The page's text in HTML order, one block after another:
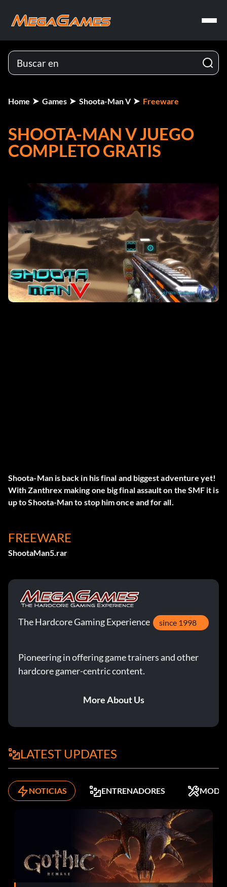
Home Games Shoota-Man V Freeware
SHOOTA-MAN V JUEGO
COMPLETO GRATIS
Shoota-Man is back in his final and biggest adventure yet!
With Zanthrex making one big final assault on the SMF it is
up to Shoota-Man to stop him once and for all.
FREEWARE
ShootaMan5.rar
The Hardcore Gaming Experience since 1998
Pioneering in offering game trainers and other
hardcore gamer-centric content.
More About Us
LATEST UPDATES
NOTICIAS ENTRENADORES MODS